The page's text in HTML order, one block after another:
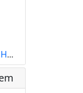
Nhân - Quả! (Iii) – Phật Hay Ma!